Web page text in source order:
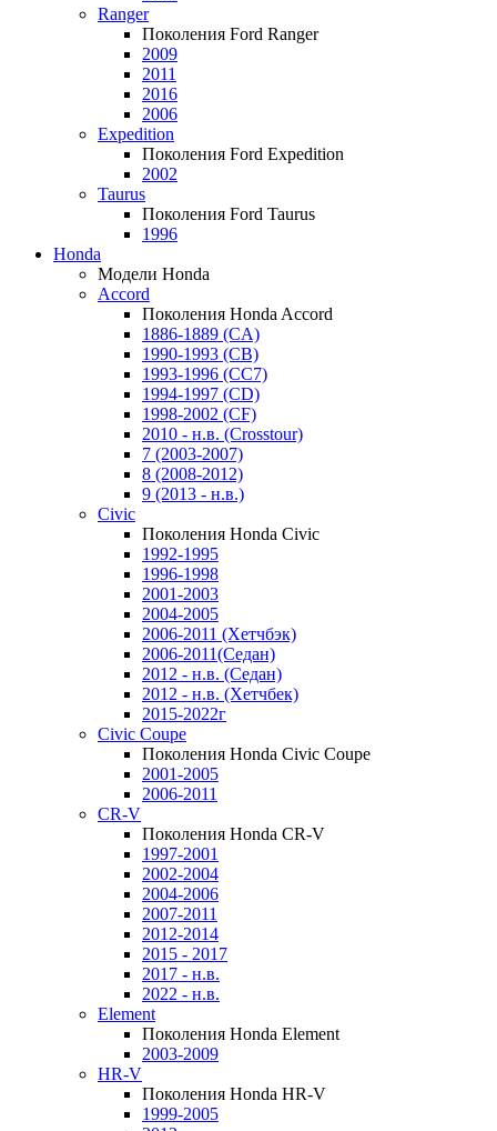
Ranger
Поколения Ford Ranger
2009
2011
2016
2006
Expedition
Поколения Ford Expedition
2002
Taurus
Поколения Ford Taurus
1996
Honda
Модели Honda
Accord
Поколения Honda Accord
1886-1889 (CA)
1990-1993 (CB)
1993-1996 (CC7)
1994-1997 (CD)
1998-2002 (CF)
2010 - н.в. (Crosstour)
7 (2003-2007)
8 (2008-2012)
9 (2013 - н.в.)
Civic
Поколения Honda Civic
1992-1995
1996-1998
2001-2003
2004-2005
2006-2011 (Хетчбэк)
2006-2011(Седан)
2012 - н.в. (Седан)
2012 - н.в. (Хетчбек)
2015-2022г
Civic Coupe
Поколения Honda Civic Coupe
2001-2005
2006-2011
CR-V
Поколения Honda CR-V
1997-2001
2002-2004
2004-2006
2007-2011
2012-2014
2015 - 2017
2017 - н.в.
2022 - н.в.
Element
Поколения Honda Element
2003-2009
HR-V
Поколения Honda HR-V
1999-2005